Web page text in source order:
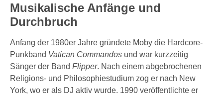
Musikalische Anfänge und
Durchbruch
Anfang der 1980er Jahre gründete Moby die Hardcore-
Punkband Vatican Commandos und war kurzzeitig
Sänger der Band Flipper. Nach einem abgebrochenen
Religions- und Philosophiestudium zog er nach New
York, wo er als DJ aktiv wurde. 1990 veröffentlichte er